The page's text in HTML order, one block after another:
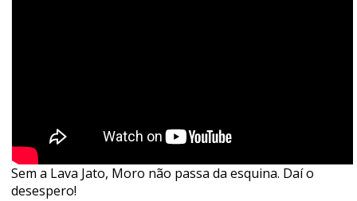
Sem a Lava Jato, Moro não passa da esquina. Daí o
desespero!